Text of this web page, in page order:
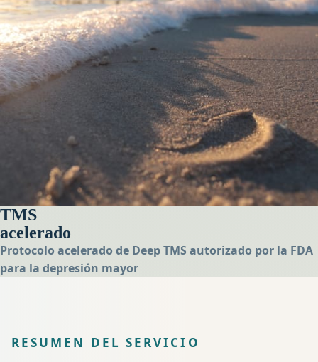
TMS
acelerado
Protocolo acelerado de Deep TMS autorizado por la FDA
para la depresión mayor
RESUMEN DEL SERVICIO